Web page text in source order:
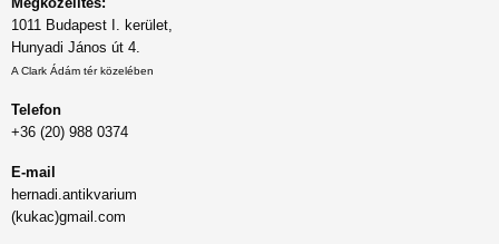
1011 Budapest I. kerület,
Hunyadi János út 4.
A Clark Ádám tér közelében
Telefon
+36 (20) 988 0374
E-mail
hernadi.antikvarium
(kukac)gmail.com